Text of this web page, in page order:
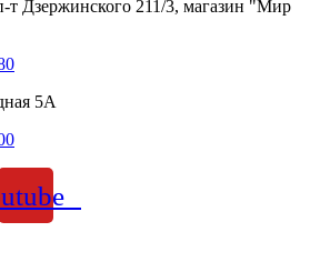
т Дзержинского 211/3, магазин "Мир
5А